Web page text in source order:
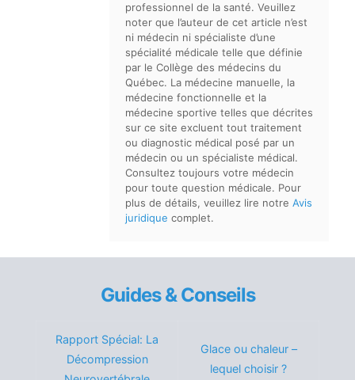
professionnel de la santé. Veuillez
noter que l’auteur de cet article n’est
ni médecin ni spécialiste d’une
spécialité médicale telle que définie
par le Collège des médecins du
Québec. La médecine manuelle, la
médecine fonctionnelle et la
médecine sportive telles que décrites
sur ce site excluent tout traitement
ou diagnostic médical posé par un
médecin ou un spécialiste médical.
Consultez toujours votre médecin
pour toute question médicale. Pour
plus de détails, veuillez lire notre Avis
juridique complet.
Guides & Conseils
Rapport Spécial: La
Décompression
Glace ou chaleur –
lequel choisir ?